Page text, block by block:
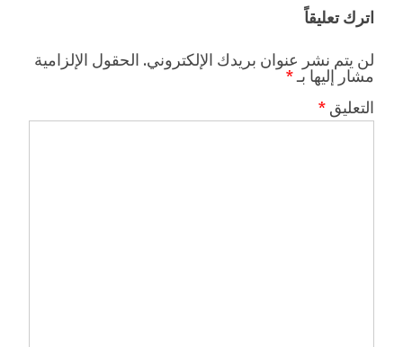
اترك تعليقاً
لن يتم نشر عنوان بريدك الإلكتروني. الحقول الإلزامية
مشار إليها بـ *
التعليق *